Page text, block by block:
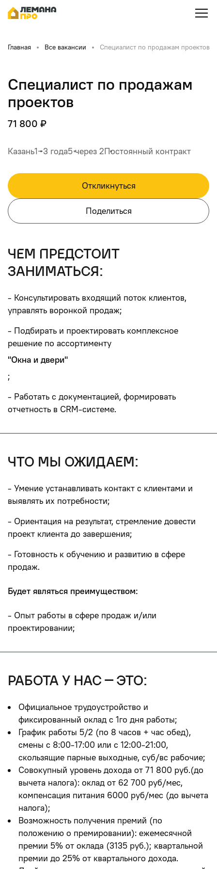
Главная Все вакансии Специалист по продажам проектов
Специалист по продажам
проектов
71 800 ₽
Казань1‒3 года5 через 2Постоянный контракт
Откликнуться
Поделиться
чем предстоит
заниматься:
- Консультировать входящий поток клиентов,
управлять воронкой продаж;
- Подбирать и проектировать комплексное
решение по ассортименту
"Окна и двери"
;
- Работать с документацией, формировать
отчетность в CRM-системе.
что мы ожидаем:
- Умение устанавливать контакт с клиентами и
выявлять их потребности;
- Ориентация на результат, стремление довести
проект клиента до завершения;
- Готовность к обучению и развитию в сфере
продаж.
Будет являться преимуществом:
- Опыт работы в сфере продаж и/или
проектировании;
работа у нас – это:
Официальное трудоустройство и
фиксированный оклад с 1го дня работы;
График работы 5/2 (по 8 часов + час обед),
смены с 8:00-17:00 или с 12:00-21:00,
скользящие парные выходные, суб/вс рабочие;
Совокупный уровень дохода от 71 800 руб.(до
вычета налога): оклад от 62 700 руб/мес,
компенсация питания 6000 руб/мес (до вычета
налога);
Возможность получения премий (по
положению о премировании): ежемесячной
премии 5% от оклада (3135 руб.); квартальной
премии до 25% от квартального дохода.